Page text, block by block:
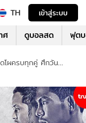
TH เข้าสู่ระบบ
ศ ดูบอลสด ฟุต
ดโผครบทุกคู่ ศึกวัน
ก